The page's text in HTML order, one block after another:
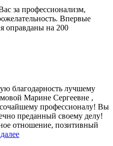
за профессионализм,
Впервые
оправданы на 200
благодарность лучшему
Марине Сергеевне ,
профессионалу! Вы
преданный своему делу!
отношение, позитивный